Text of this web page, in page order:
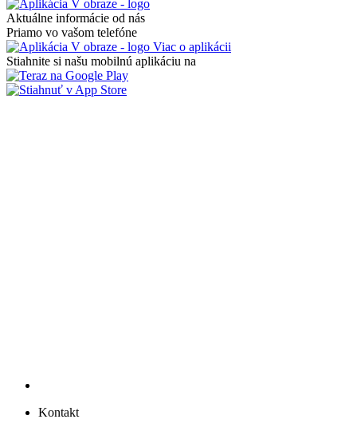
Aktuálne informácie od nás
Priamo vo vašom telefóne
Viac o aplikácii
Stiahnite si našu mobilnú aplikáciu na
Kontakt